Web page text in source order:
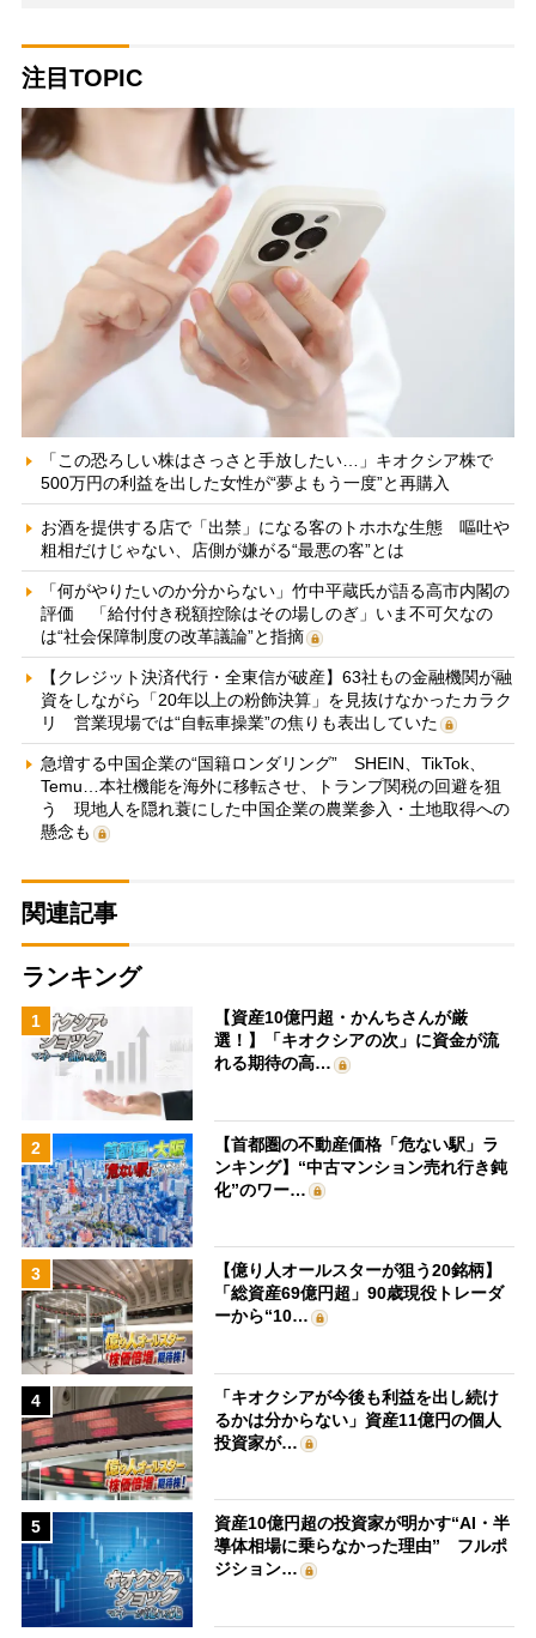
注目TOPIC
「この恐ろしい株はさっさと手放したい…」キオクシア株で
500万円の利益を出した女性が“夢よもう一度”と再購入
お酒を提供する店で「出禁」になる客のトホホな生態 嘔吐や
粗相だけじゃない、店側が嫌がる“最悪の客”とは
「何がやりたいのか分からない」竹中平蔵氏が語る高市内閣の
評価 「給付付き税額控除はその場しのぎ」いま不可欠なの
は“社会保障制度の改革議論”と指摘
【クレジット決済代行・全東信が破産】63社もの金融機関が融
資をしながら「20年以上の粉飾決算」を見抜けなかったカラク
リ 営業現場では“自転車操業”の焦りも表出していた
急増する中国企業の“国籍ロンダリング” SHEIN、TikTok、
Temu…本社機能を海外に移転させ、トランプ関税の回避を狙
う 現地人を隠れ蓑にした中国企業の農業参入・土地取得への
懸念も
関連記事
ランキング
1
【資産10億円超・かんちさんが厳
選！】「キオクシアの次」に資金が流
れる期待の高…
2
【首都圏の不動産価格「危ない駅」ラ
ンキング】“中古マンション売れ行き鈍
化”のワー…
3
【億り人オールスターが狙う20銘柄】
「総資産69億円超」90歳現役トレーダ
ーから“10…
4
「キオクシアが今後も利益を出し続け
るかは分からない」資産11億円の個人
投資家が…
5
資産10億円超の投資家が明かす“AI・半
導体相場に乗らなかった理由” フルポ
ジション…